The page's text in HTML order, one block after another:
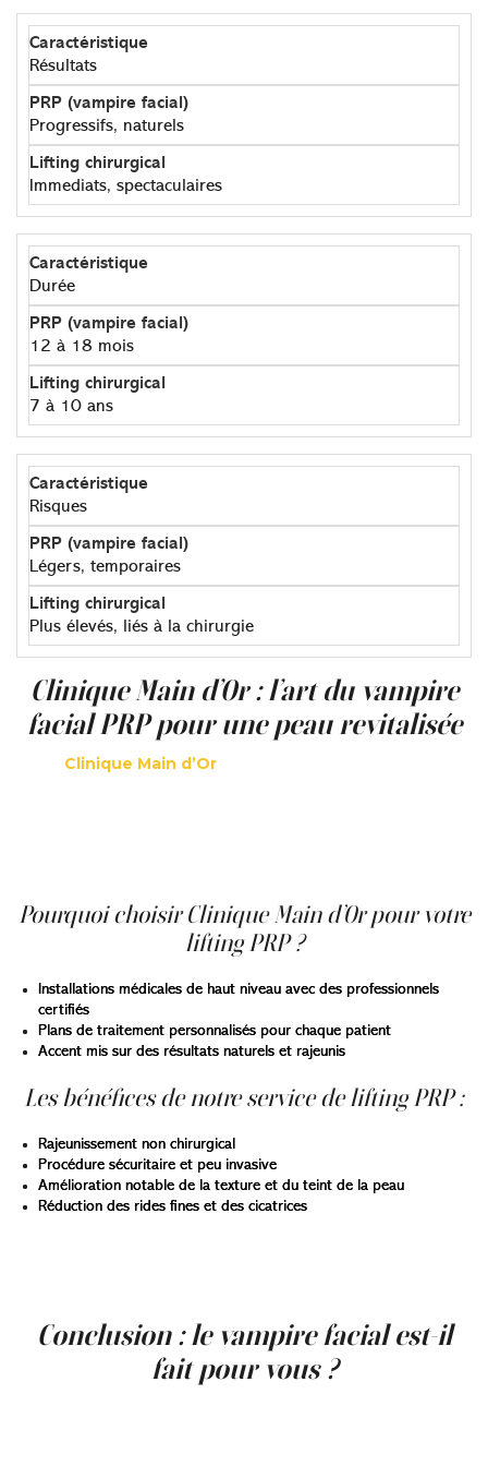
Résultats
Progressifs, naturels
Immediats, spectaculaires
Durée
12 à 18 mois
7 à 10 ans
Risques
Légers, temporaires
Plus élevés, liés à la chirurgie
Clinique Main d’Or : l’art du vampire
facial PRP pour une peau revitalisée
Clinique Main d’Or, nous sommes spécialisés dans
Pourquoi choisir Clinique Main d’Or pour votre
lifting PRP ?
Installations médicales de haut niveau avec des professionnels
certifiés
Plans de traitement personnalisés pour chaque patient
Accent mis sur des résultats naturels et rajeunis
Les bénéfices de notre service de lifting PRP :
Rajeunissement non chirurgical
Procédure sécuritaire et peu invasive
Amélioration notable de la texture et du teint de la peau
Réduction des rides fines et des cicatrices
Conclusion : le vampire facial est-il
fait pour vous ?